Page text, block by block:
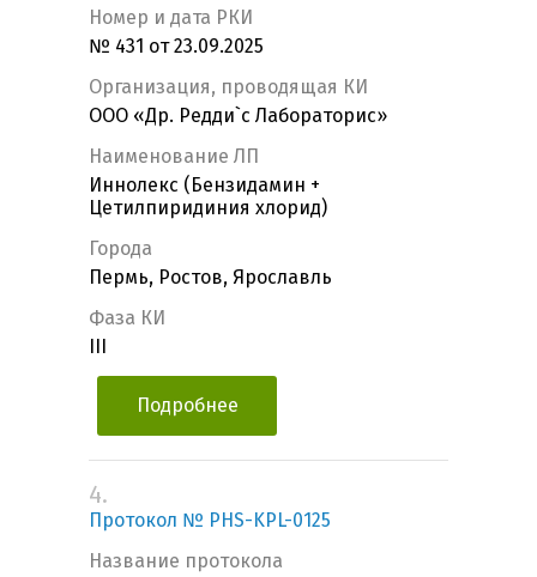
Номер и дата РКИ
№ 431 от 23.09.2025
Организация, проводящая КИ
ООО «Др. Редди`с Лабораторис»
Наименование ЛП
Иннолекс (Бензидамин +
Цетилпиридиния хлорид)
Города
Пермь, Ростов, Ярославль
Фаза КИ
Подробнее
4.
Протокол № PHS-KPL-0125
Название протокола